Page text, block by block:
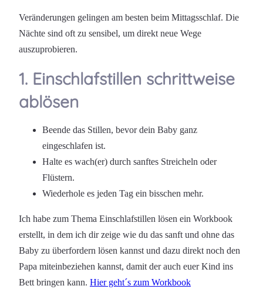
Veränderungen gelingen am besten beim Mittagsschlaf. Die
Nächte sind oft zu sensibel, um direkt neue Wege
auszuprobieren.
1. Einschlafstillen schrittweise
ablösen
Beende das Stillen, bevor dein Baby ganz
eingeschlafen ist.
Halte es wach(er) durch sanftes Streicheln oder
Flüstern.
Wiederhole es jeden Tag ein bisschen mehr.
Ich habe zum Thema Einschlafstillen lösen ein Workbook
erstellt, in dem ich dir zeige wie du das sanft und ohne das
Baby zu überfordern lösen kannst und dazu direkt noch den
Papa miteinbeziehen kannst, damit der auch euer Kind ins
Bett bringen kann. Hier geht´s zum Workbook